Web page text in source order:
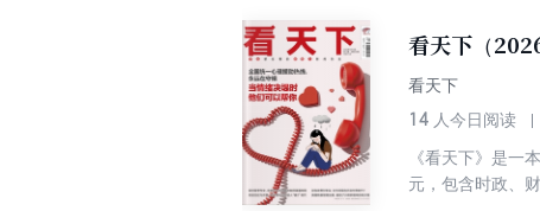
看天下（
看天下
14 人今日阅读
《看天下》是一
元，包含时政、